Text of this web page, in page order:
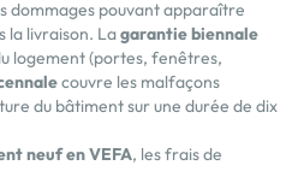
dommages pouvant apparaître
la livraison. Lagarantie biennale
logement (portes, fenêtres,
couvre les malfaçons
du bâtiment sur une durée de dix
neuf en VEFA, les frais de